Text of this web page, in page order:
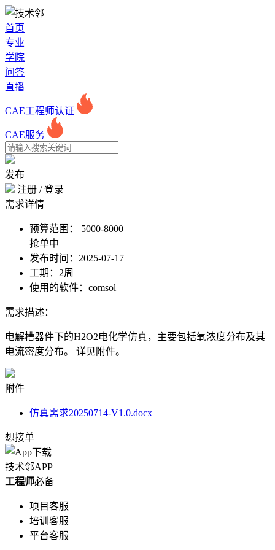
首页
专业
学院
问答
直播
CAE工程师认证
CAE服务
发布
注册 /登录
需求详情
预算范围：
5000-8000
抢单中
发布时间： 2025-07-17
工期： 2周
使用的软件： comsol
需求描述：
电解槽器件下的H2O2电化学仿真，主要包括氧浓度分布及其
电流密度分布。 详见附件。
附件
仿真需求20250714-V1.0.docx
想接单
技术邻APP
工程师必备
项目客服
培训客服
平台客服